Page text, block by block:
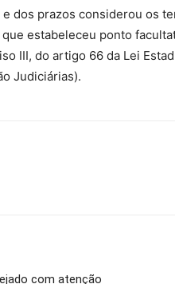
dos prazos considerou os
estabeleceu ponto
III, do artigo 66 da Lei
Judiciárias).
com atenção